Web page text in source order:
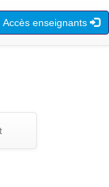
Accès enseignants